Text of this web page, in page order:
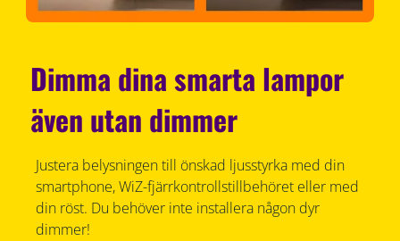
Dimma dina smarta lampor
även utan dimmer
Justera belysningen till önskad ljusstyrka med din
smartphone, WiZ-fjärrkontrollstillbehöret eller med
din röst. Du behöver inte installera någon dyr
dimmer!